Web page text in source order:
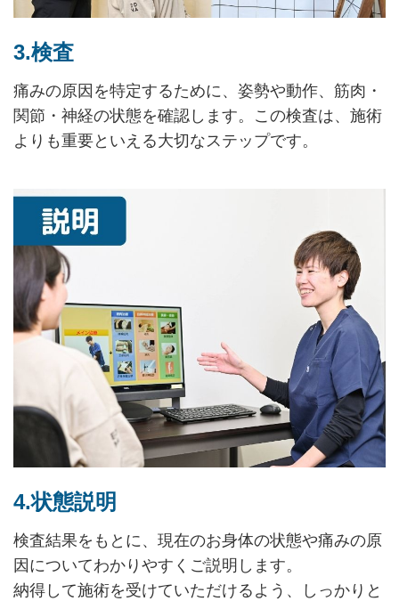
3.検査
痛みの原因を特定するために、姿勢や動作、筋肉・
関節・神経の状態を確認します。この検査は、施術
よりも重要といえる大切なステップです。
4.状態説明
検査結果をもとに、現在のお身体の状態や痛みの原
因についてわかりやすくご説明します。
納得して施術を受けていただけるよう、しっかりと